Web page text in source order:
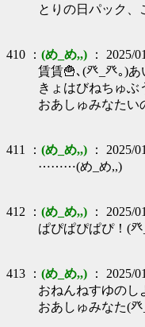
とりの日パック、
410 ： (め_め,,) ： 2025/
賃賃🍟､(癶_癶｡)
きょはびねちゅぶ
おあしゅみなた
411 ： (め_め,,) ： 2025/
⋯⋯⋯(め_め,,)
412 ： (め_め,,) ： 2025/
ぱぴぱぴぱぴ！(
413 ： (め_め,,) ： 2025/
おねんねすゆの
おあしゅみなた(